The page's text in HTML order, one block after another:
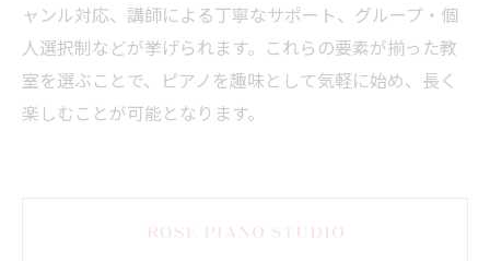
ャンル対応、講師による丁寧なサポート、グループ・個
人選択制などが挙げられます。これらの要素が揃った教
室を選ぶことで、ピアノを趣味として気軽に始め、長く
楽しむことが可能となります。